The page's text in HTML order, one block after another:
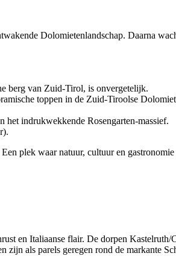
Dolomietenlandschap. Daarna
berg van Zuid-Tirol, is onvergetelijk.
toppen in de Zuid-Tiroolse
het indrukwekkende Rosengarten-massief.
plek waar natuur, cultuur en
en Italiaanse flair. De dorpen Kastelruth/
zijn als parels geregen rond de markante